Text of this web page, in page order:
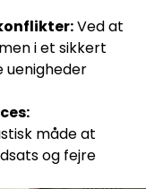
Ved at
i et sikkert
måde at
og fejre